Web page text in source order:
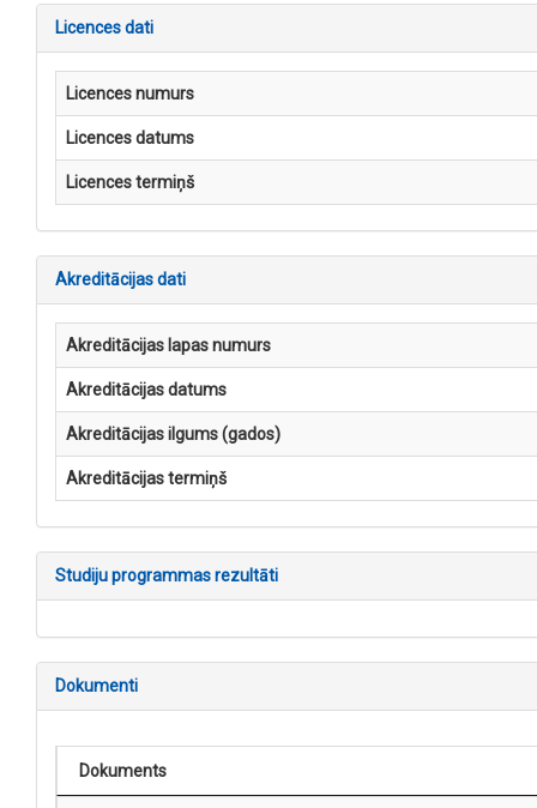
Licences dati
Licences numurs
Licences datums
Licences termiņš
Akreditācijas dati
Akreditācijas lapas numurs
Akreditācijas datums
Akreditācijas ilgums (gados)
Akreditācijas termiņš
Studiju programmas rezultāti
Dokumenti
Dokuments